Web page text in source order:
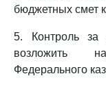
бюджетных смет
5. Контроль за
возложить
Федерального